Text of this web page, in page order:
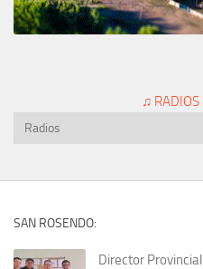
♫ RADIOS
SAN ROSENDO:
Director